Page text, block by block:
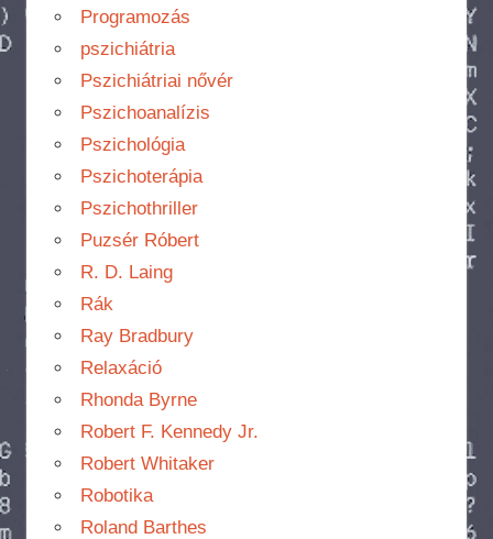
Programozás
pszichiátria
Pszichiátriai nővér
Pszichoanalízis
Pszichológia
Pszichoterápia
Pszichothriller
Puzsér Róbert
R. D. Laing
Rák
Ray Bradbury
Relaxáció
Rhonda Byrne
Robert F. Kennedy Jr.
Robert Whitaker
Robotika
Roland Barthes